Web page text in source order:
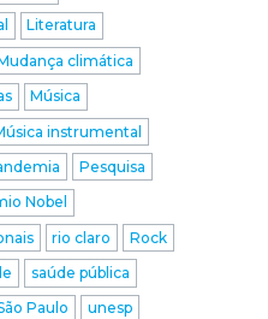
Literatura
climática
Música
instrumental
Pesquisa
Nobel
rio claro
Rock
saúde pública
Paulo
unesp